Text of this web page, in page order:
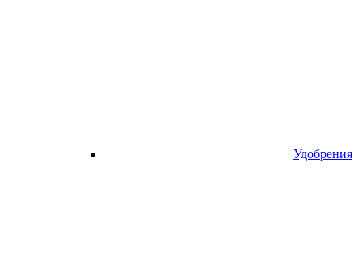
Удобрения